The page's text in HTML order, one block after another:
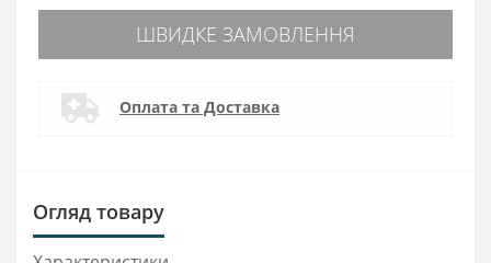
ШВИДКЕ ЗАМОВЛЕННЯ
Оплата та Доставка
Огляд товару